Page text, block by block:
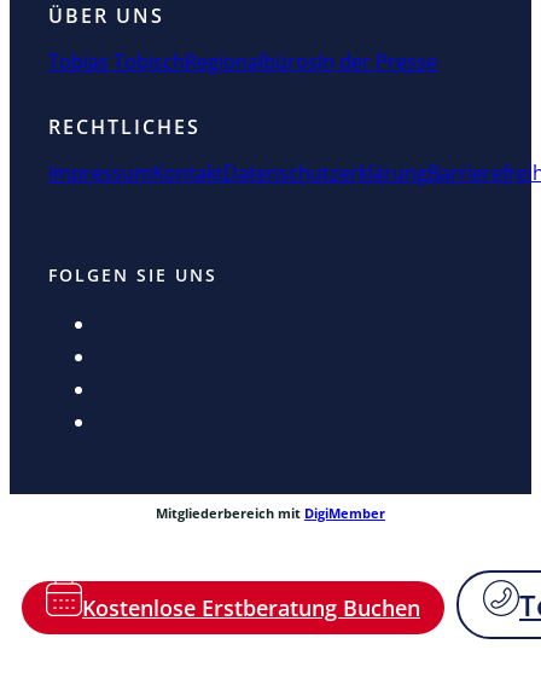
ÜBER UNS
Tobias TobischRegionalbürosIn der Presse
RECHTLICHES
ImpressumKontaktDatenschutzerklärung
FOLGEN SIE UNS
Mitgliederbereich mit DigiMember
Kostenlose Erstberatung Buchen